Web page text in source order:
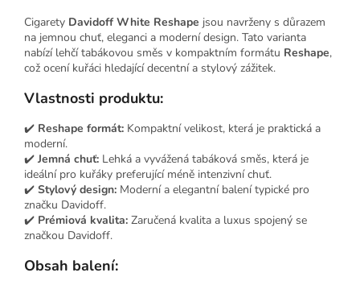
Cigarety Davidoff White Reshape jsou navrženy s důrazem
na jemnou chuť, eleganci a moderní design. Tato varianta
nabízí lehčí tabákovou směs v kompaktním formátu Reshape,
což ocení kuřáci hledající decentní a stylový zážitek.
Vlastnosti produktu:
✔️ Reshape formát: Kompaktní velikost, která je praktická a
moderní.
✔️ Jemná chuť: Lehká a vyvážená tabáková směs, která je
ideální pro kuřáky preferující méně intenzivní chuť.
✔️ Stylový design: Moderní a elegantní balení typické pro
značku Davidoff.
✔️ Prémiová kvalita: Zaručená kvalita a luxus spojený se
značkou Davidoff.
Obsah balení: